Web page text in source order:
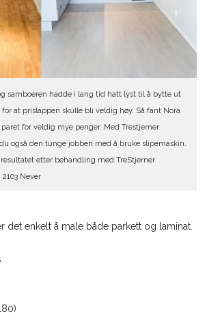
samboeren hadde i lang tid hatt lyst til å bytte ut
at prislappen skulle bli veldig høy. Så fant Nora
for veldig mye penger. Med Trestjerner
også den tunge jobben med å bruke slipemaskin.
etter behandling med TreStjerner
Never
det enkelt å male både parkett og laminat.